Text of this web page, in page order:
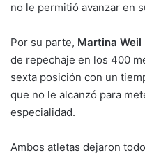
no le permitió avanzar en
Por su parte, Martina Weil
de repechaje en los 400
sexta posición con un
que no le alcanzó para
especialidad.
Ambos atletas dejaron